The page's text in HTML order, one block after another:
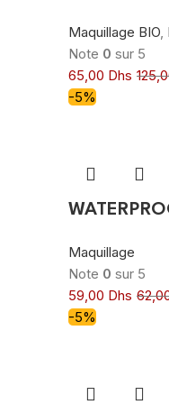
Maquillage BIO,
Note 0 sur 5
65,00 Dhs
-5%
Maquillage
Note 0 sur 5
59,00 Dhs
-5%